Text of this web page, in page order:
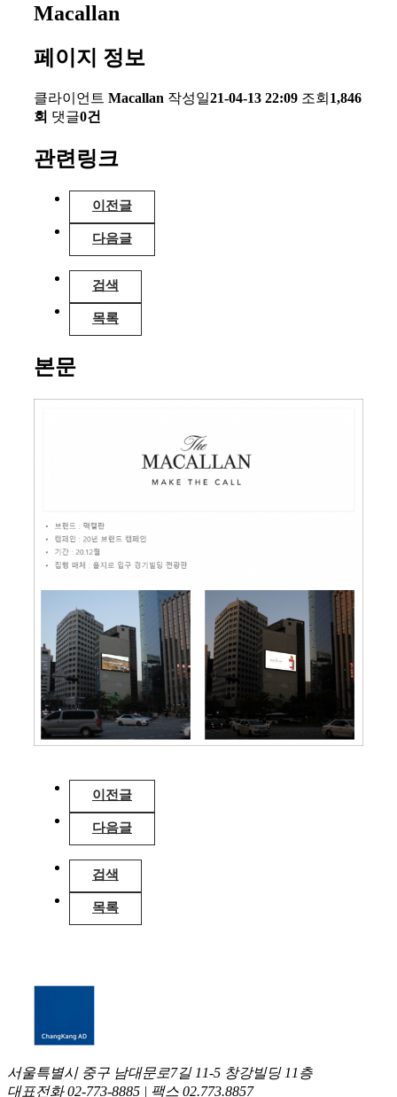
Macallan
페이지 정보
클라이언트 Macallan 작성일21-04-13 22:09 조회 1,846
회 댓글0건
관련링크
이전글
다음글
검색
목록
본문
이전글
다음글
검색
목록
서울특별시 중구 남대문로7길 11-5 창강빌딩 11층
대표전화 02-773-8885 | 팩스 02.773.8857